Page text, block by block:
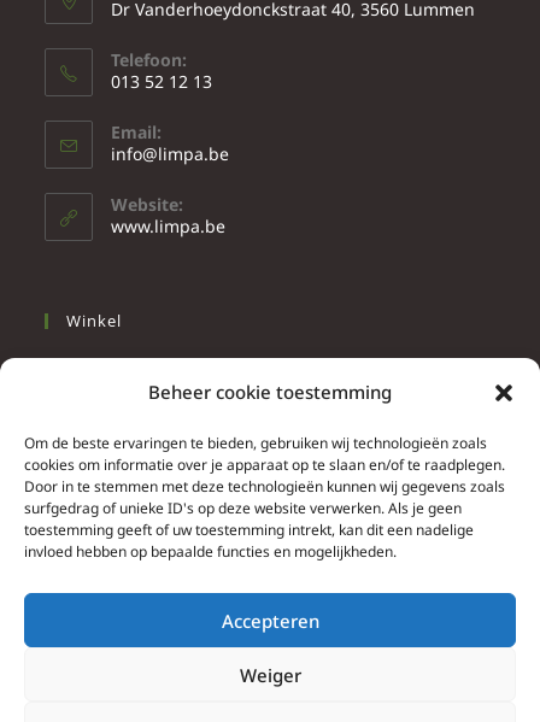
Beheer cookie toestemming
Om de beste ervaringen te bieden, gebruiken wij technologieën zoals
cookies om informatie over je apparaat op te slaan en/of te raadplegen.
Door in te stemmen met deze technologieën kunnen wij gegevens zoals
surfgedrag of unieke ID's op deze website verwerken. Als je geen
toestemming geeft of uw toestemming intrekt, kan dit een nadelige
invloed hebben op bepaalde functies en mogelijkheden.
Accepteren
Weiger
Dr Vanderhoeydonckstraat 40, 3560 Lummen
Telefoon:
013 52 12 13
Email:
info@limpa.be
Website:
www.limpa.be
Winkel
Wonen
Info
Contacteer ons